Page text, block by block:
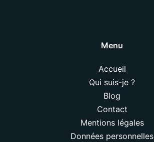
Menu
Accueil
Qui suis-je ?
Blog
Contact
Mentions légales
Données personnelles